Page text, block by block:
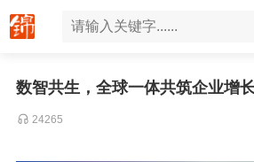
数智共生，全球一体共筑企业增
24265